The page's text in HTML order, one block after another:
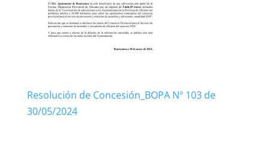
Resolución de Concesión_BOPA Nº 103 de
30/05/2024